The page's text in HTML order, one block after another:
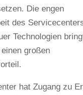
Die engen
des
Technologien
großen
hat Zugang zu